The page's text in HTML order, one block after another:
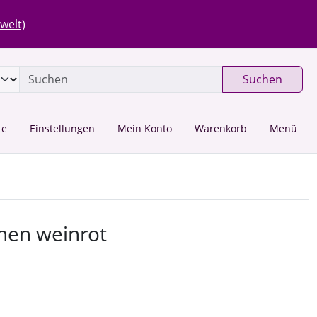
Suchen
Einstellungen Mein Konto Warenkorb Menü
weinrot
Zum Vergrößern klicken Sie auf das Bild.